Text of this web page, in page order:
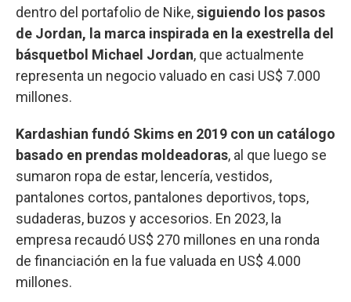
dentro del portafolio de Nike,siguiendo los pasos
de Jordan, la marca inspirada en la exestrella del
básquetbol Michael Jordan, que actualmente
representa un negocio valuado en casi US$ 7.000
millones.
Kardashian fundó Skims en 2019 con un catálogo
basado en prendas moldeadoras, al que luego se
sumaron ropa de estar, lencería, vestidos,
pantalones cortos, pantalones deportivos, tops,
sudaderas, buzos y accesorios. En 2023, la
empresa recaudó US$ 270 millones en una ronda
de financiación en la fue valuada en US$ 4.000
millones.